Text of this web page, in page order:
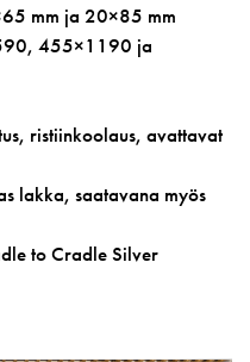
mm ja 20×85 mm
455×1190 ja
ristiinkoolaus, avattavat
lakka, saatavana myös
to Cradle Silver